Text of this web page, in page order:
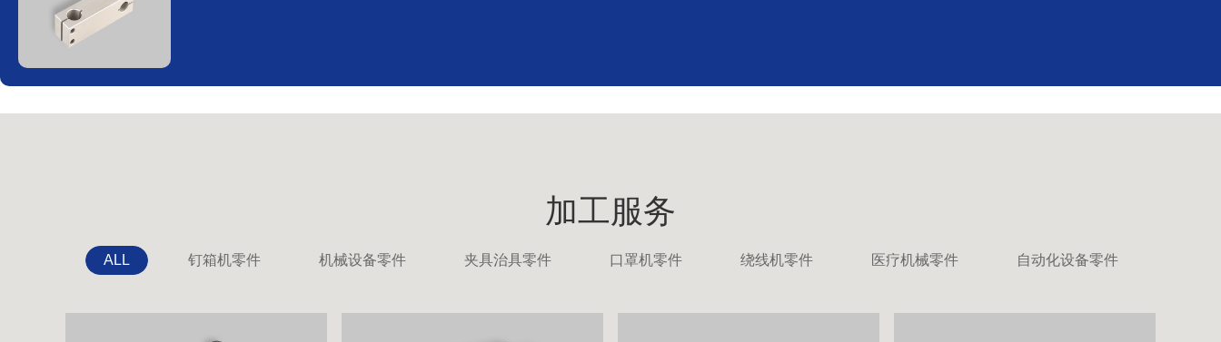
加工服务
ALL 钉箱机零件 机械设备零件 夹具治具零件 口罩机零件 绕线机零件 医疗机械零件 自动化设备零件